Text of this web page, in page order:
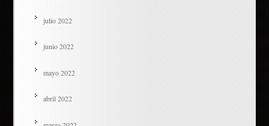
julio 2022
junio 2022
mayo 2022
abril 2022